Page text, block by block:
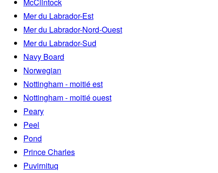
McClintock
Mer du Labrador-Est
Mer du Labrador-Nord-Ouest
Mer du Labrador-Sud
Navy Board
Norwegian
Nottingham - moitié est
Nottingham - moitié ouest
Peary
Peel
Pond
Prince Charles
Puvirnituq